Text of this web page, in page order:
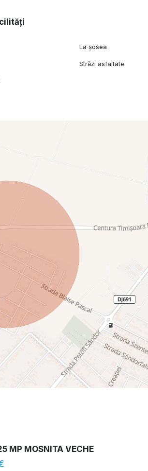
La șosea
Străzi asfaltate
MP MOSNITA VECHE